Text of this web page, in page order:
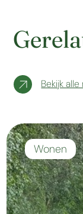
Bekijk
Wonen